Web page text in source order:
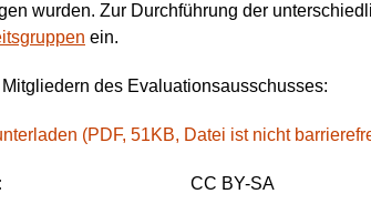
wurden. Zur Durchführung der
ein.
des Evaluationsausschusses:
(PDF, 51KB, Datei ist nicht
CC BY-SA